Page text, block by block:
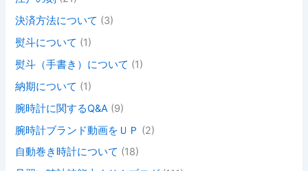
決済方法について (3)
熨斗について (1)
熨斗（手書き）について (1)
納期について (1)
腕時計に関するQ&A (9)
腕時計ブランド動画をＵＰ (2)
自動巻き時計について (18)